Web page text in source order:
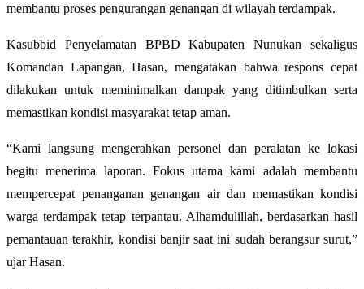
membantu proses pengurangan genangan di wilayah terdampak.
Kasubbid Penyelamatan BPBD Kabupaten Nunukan sekaligus
Komandan Lapangan, Hasan, mengatakan bahwa respons cepat
dilakukan untuk meminimalkan dampak yang ditimbulkan serta
memastikan kondisi masyarakat tetap aman.
“Kami langsung mengerahkan personel dan peralatan ke lokasi
begitu menerima laporan. Fokus utama kami adalah membantu
mempercepat penanganan genangan air dan memastikan kondisi
warga terdampak tetap terpantau. Alhamdulillah, berdasarkan hasil
pemantauan terakhir, kondisi banjir saat ini sudah berangsur surut,”
ujar Hasan.